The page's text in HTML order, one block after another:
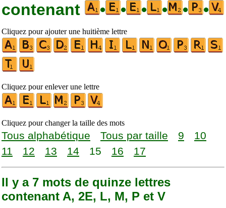
contenant
• • • • • •
Cliquez pour ajouter une huitième lettre
Cliquez pour enlever une lettre
Cliquez pour changer la taille des mots
Tous alphabétique Tous par taille 9
10
11
12 13 14 15 16 17
Il y a 7 mots de quinze lettres
contenant A, 2E, L, M, P et V